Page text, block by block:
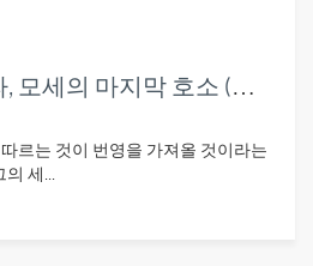
하나님께 순종하라, 모세의 마지막 호소 (신29:1–30:20)
르는 것이 번영을 가져올 것이라는
세...